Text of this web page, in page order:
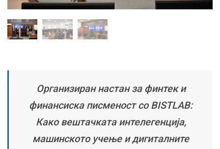
Организиран настан за финтек и
финансиска писменост со BISTLAB:
Како вештачката интелегенција,
машинското учење и дигиталните